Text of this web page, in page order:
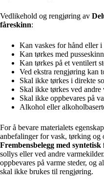
Vedlikehold og rengjøring av
fåreskinn:
Kan vaskes for hånd eller
Kan tørkes med pusseskinn
Kan tørkes på et ventilert
Ved ekstra rengjøring kan
Skal ikke tørkes i direkte
Skal ikke tørkes ved andre
Skal ikke oppbevares på
Alkohol eller
For å bevare materialets
anbefalinger for vask, tørking og
Frembensbelegg med syntetisk
sollys eller ved andre
oppbevares på varme steder, og
skal ikke brukes til rengjøring.